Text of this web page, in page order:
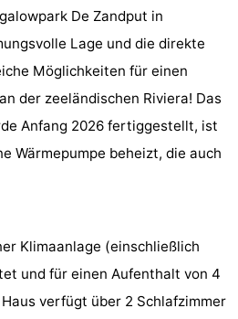
De Zandput in
Lage und die direkte
Möglichkeiten für einen
der zeeländischen Riviera! Das
Anfang 2026 fertiggestellt, ist
Wärmepumpe beheizt, die auch
Klimaanlage (einschließlich
und für einen Aufenthalt von 4
verfügt über 2 Schlafzimmer